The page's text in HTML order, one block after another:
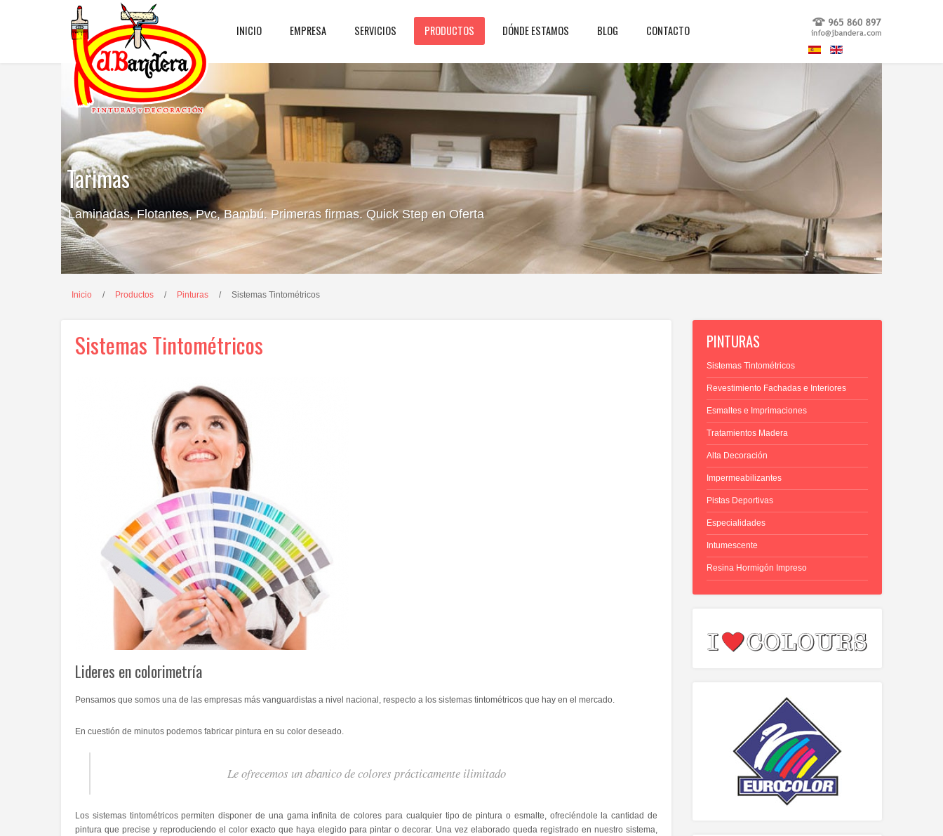
INICIO EMPRESA SERVICIOS PRODUCTOS DÓNDE ESTAMOS BLOG CONTACTO
Tarimas
Laminadas, Flotantes, Pvc, Bambú. Primeras firmas. Quick Step en Oferta
Inicio / Productos / Pinturas / Sistemas Tintométricos
Sistemas Tintométricos
Lideres en colorimetría
Pensamos que somos una de las empresas más vanguardistas a nivel nacional, respecto a los sistemas tintométricos que hay en el mercado.
En cuestión de minutos podemos fabricar pintura en su color deseado.
Le ofrecemos un abanico de colores prácticamente ilimitado
Los sistemas tintométricos permiten disponer de una gama infinita de colores para cualquier tipo de pintura o esmalte, ofreciéndole la cantidad de
pintura que precise y reproduciendo el color exacto que haya elegido para pintar o decorar. Una vez elaborado queda registrado en nuestro sistema,
PINTURAS
Sistemas Tintométricos
Revestimiento Fachadas e Interiores
Esmaltes e Imprimaciones
Tratamientos Madera
Alta Decoración
Impermeabilizantes
Pistas Deportivas
Especialidades
Intumescente
Resina Hormigón Impreso